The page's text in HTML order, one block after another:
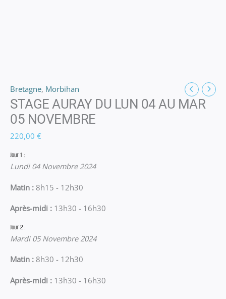
Bretagne, Morbihan
STAGE AURAY DU LUN 04 AU MAR
05 NOVEMBRE
220,00 €
Jour 1 :
Lundi 04 Novembre 2024
Matin : 8h15 - 12h30
Après-midi : 13h30 - 16h30
Jour 2 :
Mardi 05 Novembre 2024
Matin : 8h30 - 12h30
Après-midi : 13h30 - 16h30